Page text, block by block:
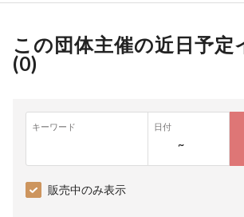
この団体主催の近日予定
(0)
キーワード 日付
~
販売中のみ表示